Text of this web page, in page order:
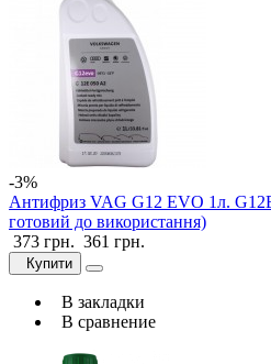
-3%
Антифриз VAG G12 EVO 1л.
готовий до використання)
373 грн. 361 грн.
Купити
В закладки
В сравнение